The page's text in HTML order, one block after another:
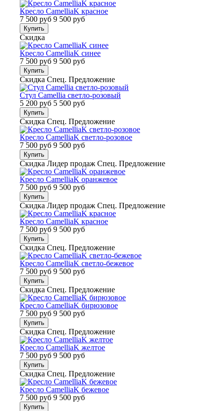
Кресло CamelliaK красное
7 500 руб 9 500 руб
Купить
Скидка
Кресло CamelliaK синее
7 500 руб 9 500 руб
Купить
Скидка Спец. Предложение
Стул Camellia светло-розовый
5 200 руб 5 500 руб
Купить
Скидка Спец. Предложение
Кресло CamelliaK светло-розовое
7 500 руб 9 500 руб
Купить
Скидка Лидер продаж Спец. Предложение
Кресло CamelliaK оранжевое
7 500 руб 9 500 руб
Купить
Скидка Лидер продаж Спец. Предложение
Кресло CamelliaK красное
7 500 руб 9 500 руб
Купить
Скидка Спец. Предложение
Кресло CamelliaK светло-бежевое
7 500 руб 9 500 руб
Купить
Скидка Спец. Предложение
Кресло CamelliaK бирюзовое
7 500 руб 9 500 руб
Купить
Скидка Спец. Предложение
Кресло CamelliaK желтое
7 500 руб 9 500 руб
Купить
Скидка Спец. Предложение
Кресло CamelliaK бежевое
7 500 руб 9 500 руб
Купить